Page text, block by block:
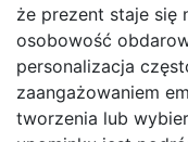
że prezent staje się
osobowość
personalizacja
zaangażowaniem
tworzenia lub